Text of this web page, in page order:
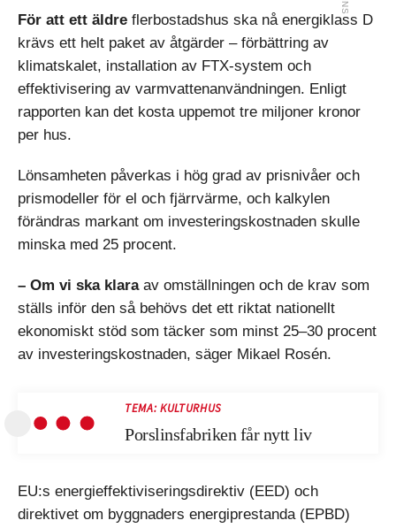
För att ett äldre flerbostadshus ska nå energiklass D
krävs ett helt paket av åtgärder – förbättring av
klimatskalet, installation av FTX-system och
effektivisering av varmvattenanvändningen. Enligt
rapporten kan det kosta uppemot tre miljoner kronor
per hus.
Lönsamheten påverkas i hög grad av prisnivåer och
prismodeller för el och fjärrvärme, och kalkylen
förändras markant om investeringskostnaden skulle
minska med 25 procent.
– Om vi ska klaraav omställningen och de krav som
ställs inför den så behövs det ett riktat nationellt
ekonomiskt stöd som täcker som minst 25–30 procent
av investeringskostnaden, säger Mikael Rosén.
TEMA: KULTURHUS
Porslinsfabriken får nytt liv
EU:s energieffektiviseringsdirektiv (EED) och
direktivet om byggnaders energiprestanda (EPBD)